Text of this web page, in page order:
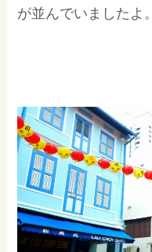
が並んでいましたよ。